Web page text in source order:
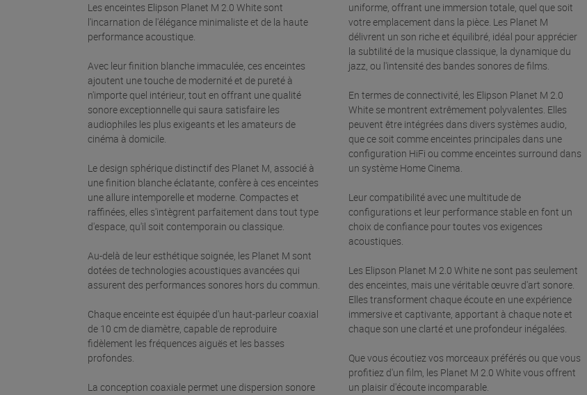
Les enceintes Elipson Planet M 2.0 White sont
l'incarnation de l'élégance minimaliste et de la haute
performance acoustique.
Avec leur finition blanche immaculée, ces enceintes
ajoutent une touche de modernité et de pureté à
n'importe quel intérieur, tout en offrant une qualité
sonore exceptionnelle qui saura satisfaire les
audiophiles les plus exigeants et les amateurs de
cinéma à domicile.
Le design sphérique distinctif des Planet M, associé à
une finition blanche éclatante, confère à ces enceintes
une allure intemporelle et moderne. Compactes et
raffinées, elles s'intègrent parfaitement dans tout type
d'espace, qu'il soit contemporain ou classique.
Au-delà de leur esthétique soignée, les Planet M sont
dotées de technologies acoustiques avancées qui
assurent des performances sonores hors du commun.
Chaque enceinte est équipée d'un haut-parleur coaxial
de 10 cm de diamètre, capable de reproduire
fidèlement les fréquences aiguës et les basses
profondes.
La conception coaxiale permet une dispersion sonore
uniforme, offrant une immersion totale, quel que soit
votre emplacement dans la pièce. Les Planet M
délivrent un son riche et équilibré, idéal pour apprécier
la subtilité de la musique classique, la dynamique du
jazz, ou l'intensité des bandes sonores de films.
En termes de connectivité, les Elipson Planet M 2.0
White se montrent extrêmement polyvalentes. Elles
peuvent être intégrées dans divers systèmes audio,
que ce soit comme enceintes principales dans une
configuration HiFi ou comme enceintes surround dans
un système Home Cinema.
Leur compatibilité avec une multitude de
configurations et leur performance stable en font un
choix de confiance pour toutes vos exigences
acoustiques.
Les Elipson Planet M 2.0 White ne sont pas seulement
des enceintes, mais une véritable œuvre d'art sonore.
Elles transforment chaque écoute en une expérience
immersive et captivante, apportant à chaque note et
chaque son une clarté et une profondeur inégalées.
Que vous écoutiez vos morceaux préférés ou que vous
profitiez d'un film, les Planet M 2.0 White vous offrent
un plaisir d'écoute incomparable.